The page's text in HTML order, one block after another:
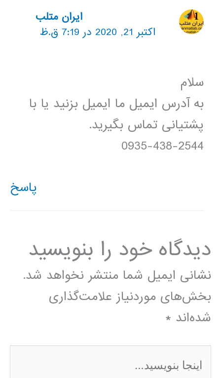
ایران متلب
اکتبر 21, 2020 در 7:19 ق.ظ
سلام
به آدرس ایمیل ما ایمیل بزنید یا با
پشتیانی تماس بگیرید.
0935-438-2544
پاسخ
دیدگاه‌ خود را بنویسید
نشانی ایمیل شما منتشر نخواهد شد.
بخش‌های موردنیاز علامت‌گذاری
شده‌اند *
اینجا